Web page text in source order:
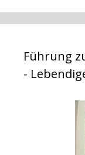
Führung
-